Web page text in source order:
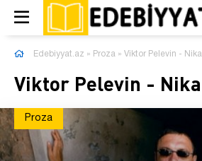
Edebiyyat.az » Proza » Viktor Pelevin - Nika
Viktor Pelevin - Nika
Proza